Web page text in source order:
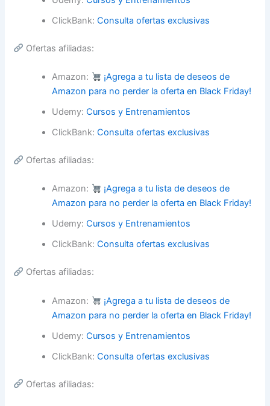
ClickBank:Consulta ofertas exclusivas
Ofertas afiliadas:
Amazon:
¡Agrega a tu lista de deseos de
Amazon para no perder la oferta en Black Friday!
Udemy:Cursos y Entrenamientos
ClickBank:Consulta ofertas exclusivas
Ofertas afiliadas:
Amazon:
¡Agrega a tu lista de deseos de
Amazon para no perder la oferta en Black Friday!
Udemy:Cursos y Entrenamientos
ClickBank:Consulta ofertas exclusivas
Ofertas afiliadas:
Amazon:
¡Agrega a tu lista de deseos de
Amazon para no perder la oferta en Black Friday!
Udemy:Cursos y Entrenamientos
ClickBank:Consulta ofertas exclusivas
Ofertas afiliadas: